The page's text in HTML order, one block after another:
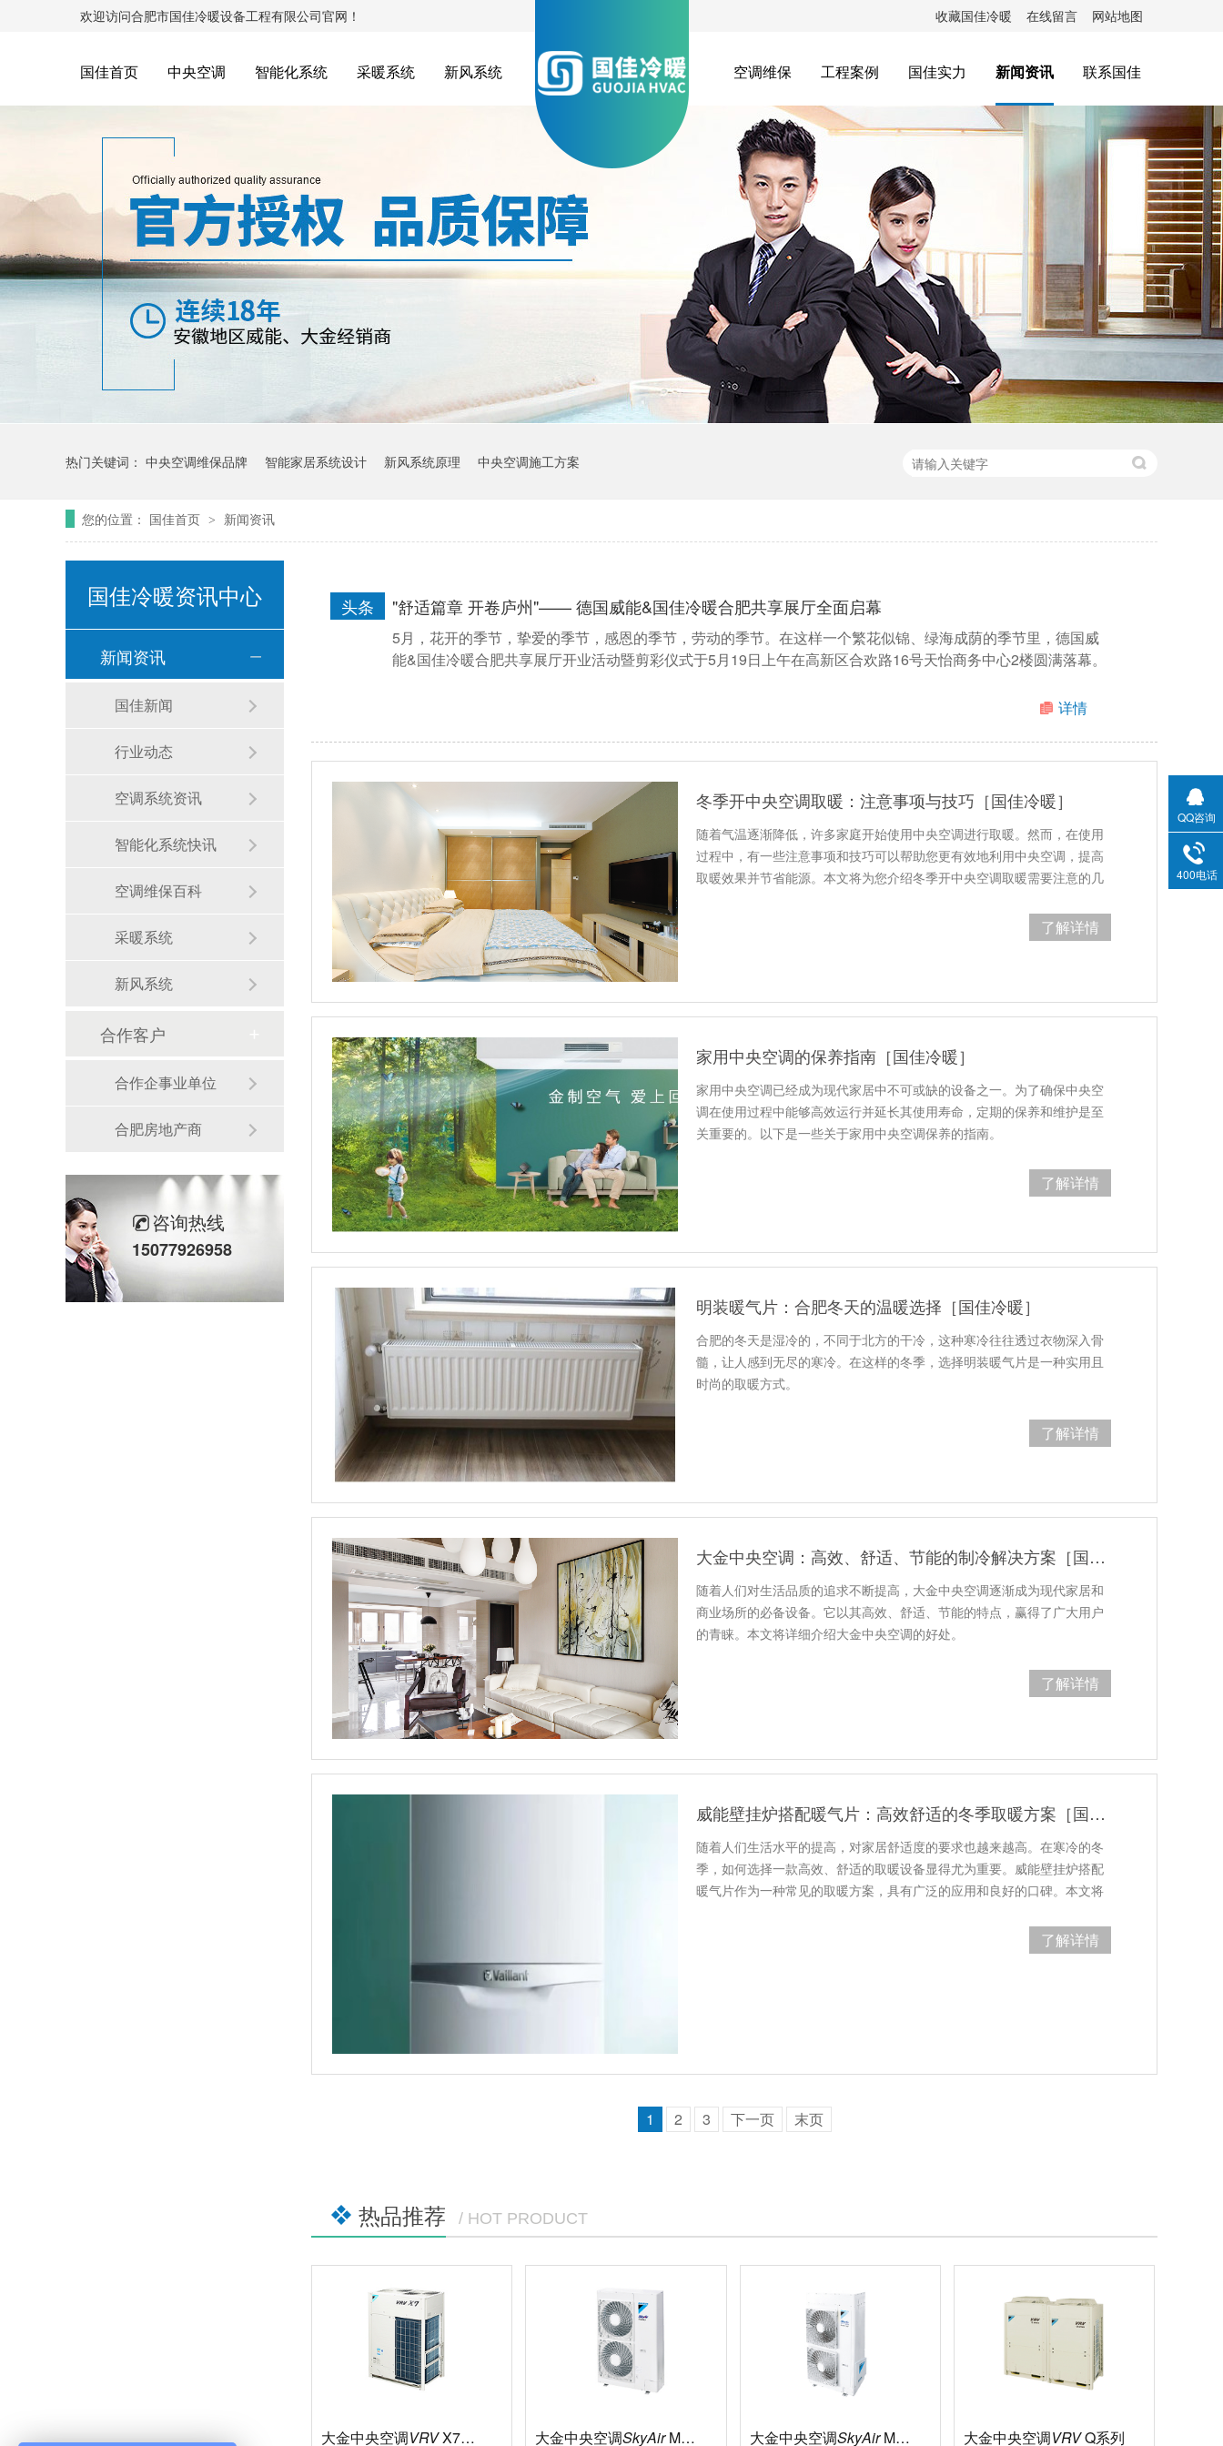
收藏国佳冷暖 在线留言 网站地图
欢迎访问合肥市国佳冷暖设备工程有限公司官网！
国佳首页 中央空调 智能化系统 采暖系统 新风系统 空调维保 工程案例 国佳实力 新闻资讯 联系国佳
热门关键词： 中央空调维保品牌 智能家居系统设计 新风系统原理 中央空调施工方案
您的位置： 国佳首页 > 新闻资讯
"舒适篇章 开卷庐州"—— 德国威能&国佳冷暖合肥共享展厅全面启幕
头条
5月，花开的季节，挚爱的季节，感恩的季节，劳动的季节。在这样一个繁花似锦、绿海成荫的季节里，德国威
能&国佳冷暖合肥共享展厅开业活动暨剪彩仪式于5月19日上午在高新区合欢路16号天怡商务中心2楼圆满落幕。
详情
冬季开中央空调取暖：注意事项与技巧［国佳冷暖］
随着气温逐渐降低，许多家庭开始使用中央空调进行取暖。然而，在使用
过程中，有一些注意事项和技巧可以帮助您更有效地利用中央空调，提高
取暖效果并节省能源。本文将为您介绍冬季开中央空调取暖需要注意的几
了解详情
家用中央空调的保养指南［国佳冷暖］
家用中央空调已经成为现代家居中不可或缺的设备之一。为了确保中央空
调在使用过程中能够高效运行并延长其使用寿命，定期的保养和维护是至
关重要的。以下是一些关于家用中央空调保养的指南。
了解详情
明装暖气片：合肥冬天的温暖选择［国佳冷暖］
合肥的冬天是湿冷的，不同于北方的干冷，这种寒冷往往透过衣物深入骨
髓，让人感到无尽的寒冷。在这样的冬季，选择明装暖气片是一种实用且
时尚的取暖方式。
了解详情
大金中央空调：高效、舒适、节能的制冷解决方案［国佳冷暖］
随着人们对生活品质的追求不断提高，大金中央空调逐渐成为现代家居和
商业场所的必备设备。它以其高效、舒适、节能的特点，赢得了广大用户
的青睐。本文将详细介绍大金中央空调的好处。
了解详情
威能壁挂炉搭配暖气片：高效舒适的冬季取暖方案［国佳冷暖］
随着人们生活水平的提高，对家居舒适度的要求也越来越高。在寒冷的冬
季，如何选择一款高效、舒适的取暖设备显得尤为重要。威能壁挂炉搭配
暖气片作为一种常见的取暖方案，具有广泛的应用和良好的口碑。本文将
了解详情
1 2 3 下一页 末页
热品推荐 / HOT PRODUCT
大金中央空调VRVX7系列 大金中央空调SkyAirMulti标准型 大金中央空调SkyAirMulti智能型 大金中央空调VRVQ系列
国佳冷暖资讯中心
新闻资讯
国佳新闻
行业动态
空调系统资讯
智能化系统快讯
空调维保百科
采暖系统
新风系统
合作客户
合作企事业单位
合肥房地产商
咨询热线
15077926958
QQ咨询
400电话